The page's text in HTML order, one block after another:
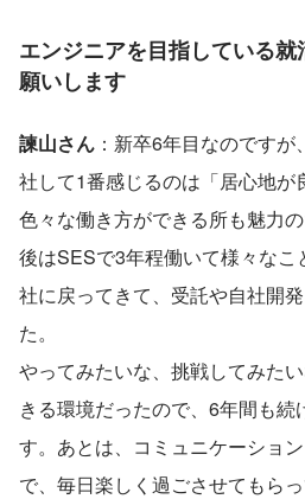
エンジニアを目指している
願いします
諫山さん ：新卒6年目なのです
社して1番感じるのは「居心地が
色々な働き方ができる所も魅力
後はSESで3年程働いて様々なこ
社に戻ってきて、受託や自社開
た。
やってみたいな、挑戦してみた
きる環境だったので、6年間も続
す。あとは、コミュニケーショ
で、毎日楽しく過ごさせてもらっ